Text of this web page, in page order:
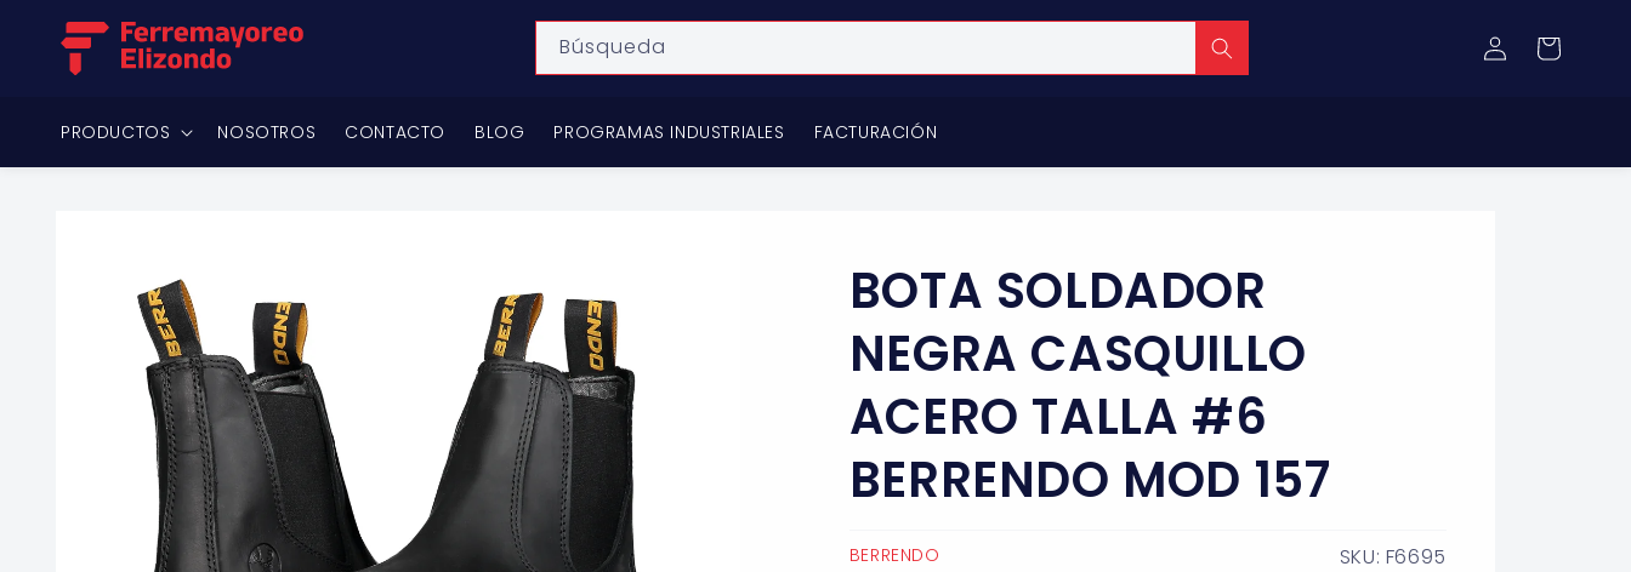
directamente
al contenido
Búsqueda
Iniciar
sesión
Carrito
PRODUCTOS NOSOTROS CONTACTO BLOG PROGRAMAS INDUSTRIALES FACTURACIÓN
del producto
BOTA SOLDADOR
NEGRA CASQUILLO
ACERO TALLA #6
BERRENDO MOD 157
BERRENDO SKU: F6695